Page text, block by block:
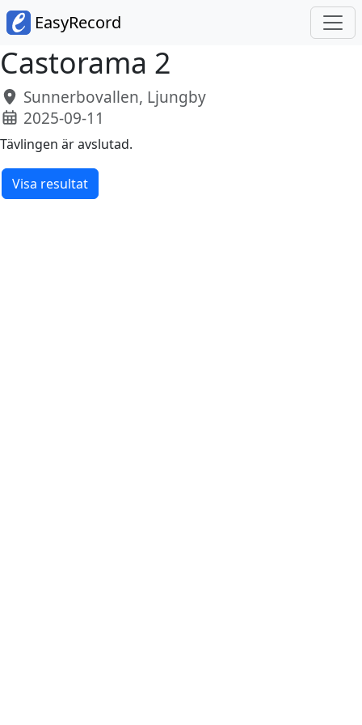
EasyRecord
Castorama 2
Sunnerbovallen, Ljungby
2025-09-11
Tävlingen är avslutad.
Visa resultat